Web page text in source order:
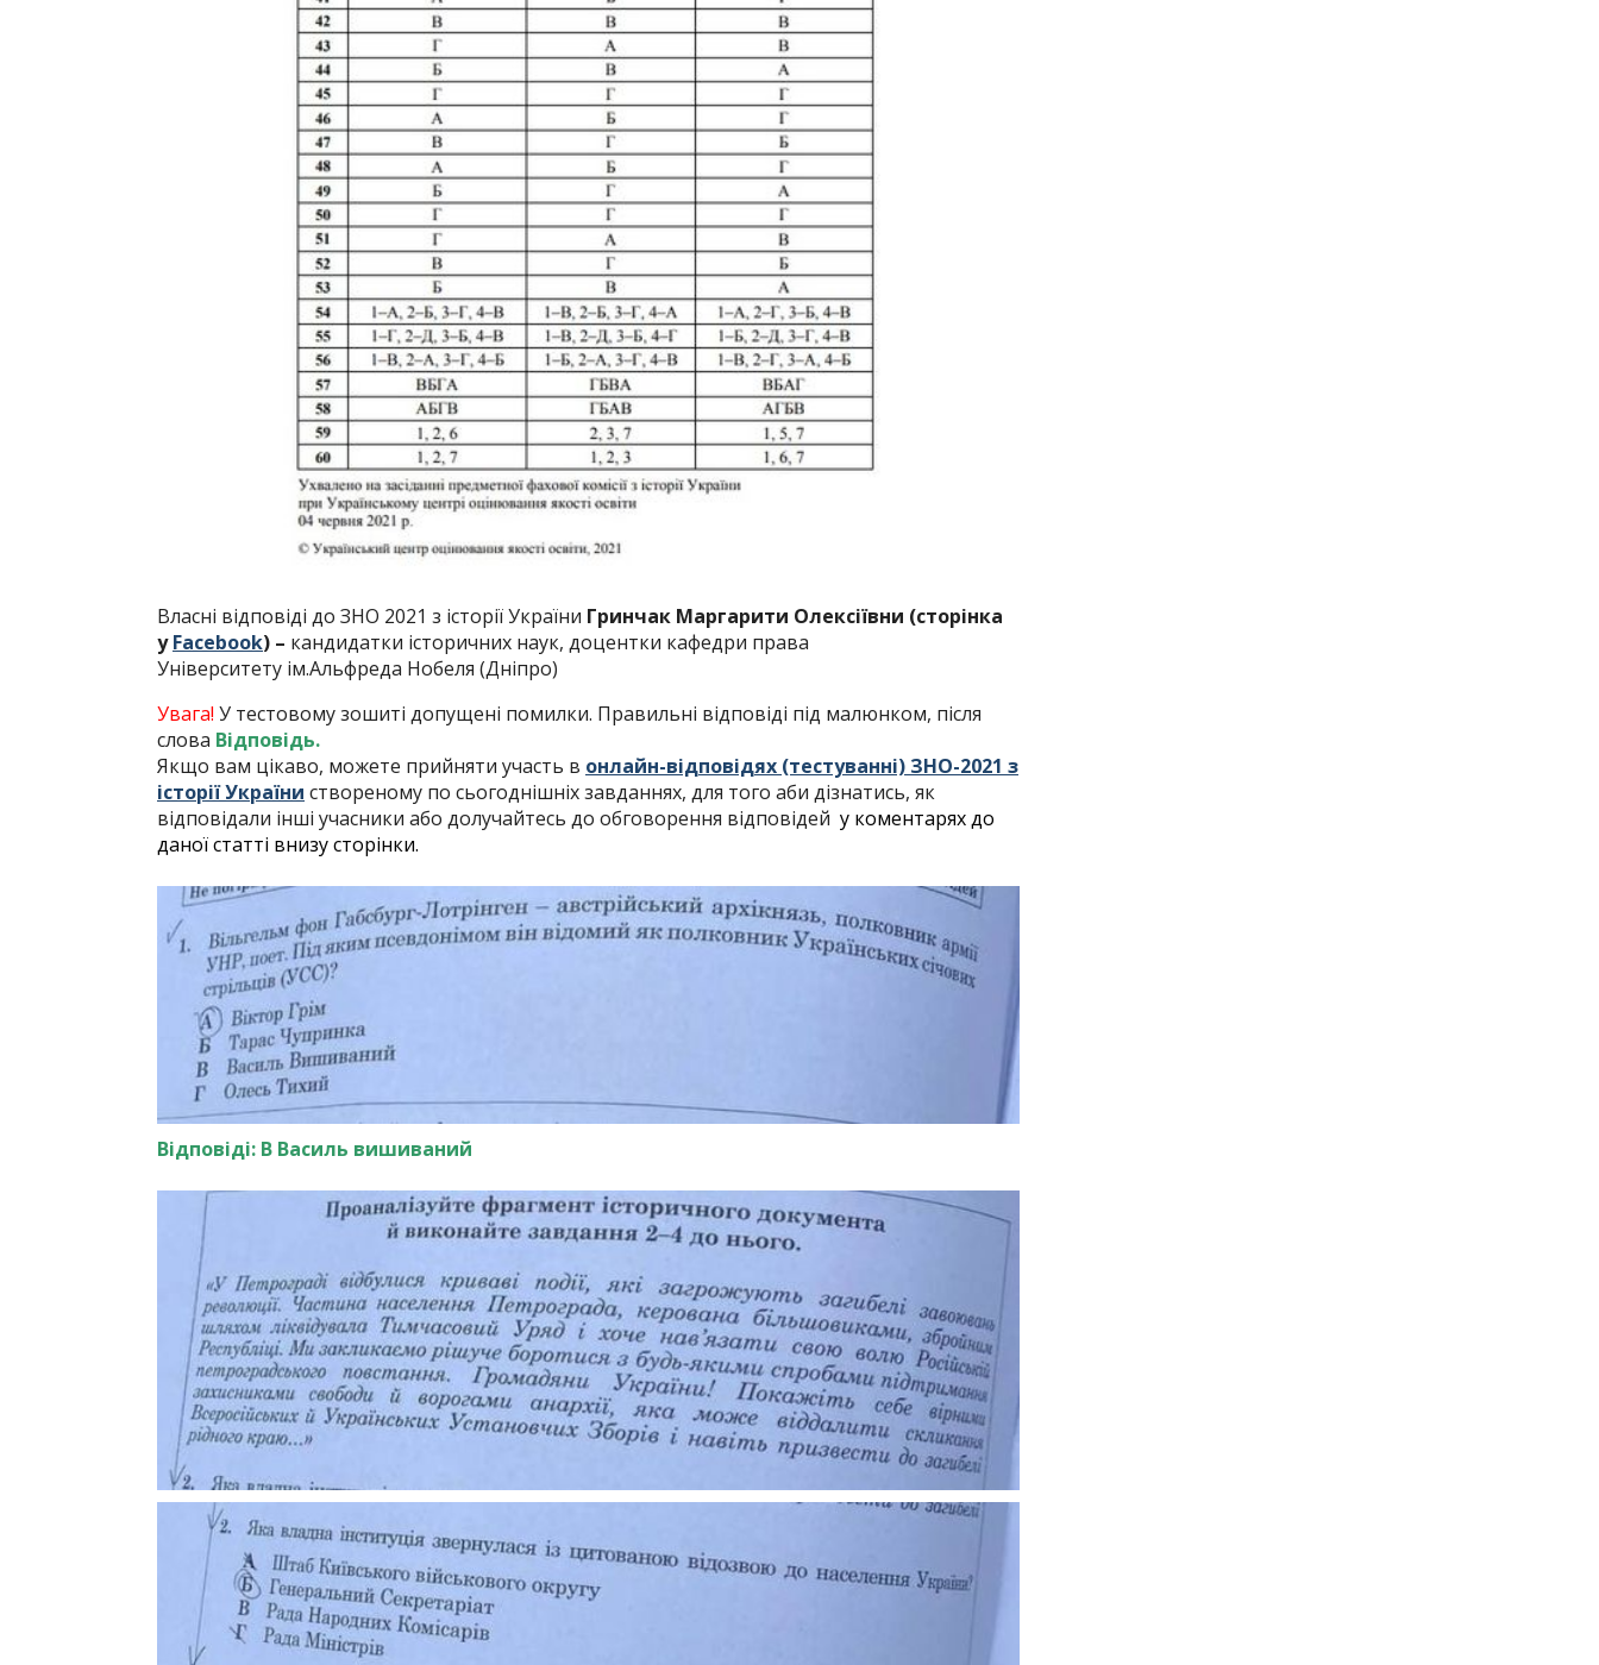
Власні відповіді до ЗНО 2021 з історії України Гринчак Маргарити Олексіївни (сторінка
уFacebook) – кандидатки історичних наук, доцентки кафедри права
Університету ім.Альфреда Нобеля (Дніпро)
Увага! У тестовому зошиті допущені помилки. Правильні відповіді під малюнком, після
слова Відповідь.
Якщо вам цікаво, можете прийняти участь в онлайн-відповідях (тестуванні) ЗНО-2021 з
історії України створеному по сьогоднішніх завданнях, для того аби дізнатись, як
відповідали інші учасники або долучайтесь до обговорення відповідей у коментарях до
даної статті внизу сторінки.
Відповіді: В Василь вишиваний